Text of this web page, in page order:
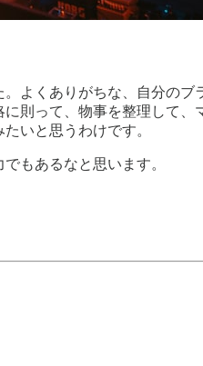
よくありがちな、自分の
則って、物事を整理して
いと思うわけです。
もあるなと思います。